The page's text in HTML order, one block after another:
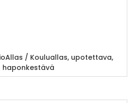
/ Kouluallas, upotettava,
haponkestävä